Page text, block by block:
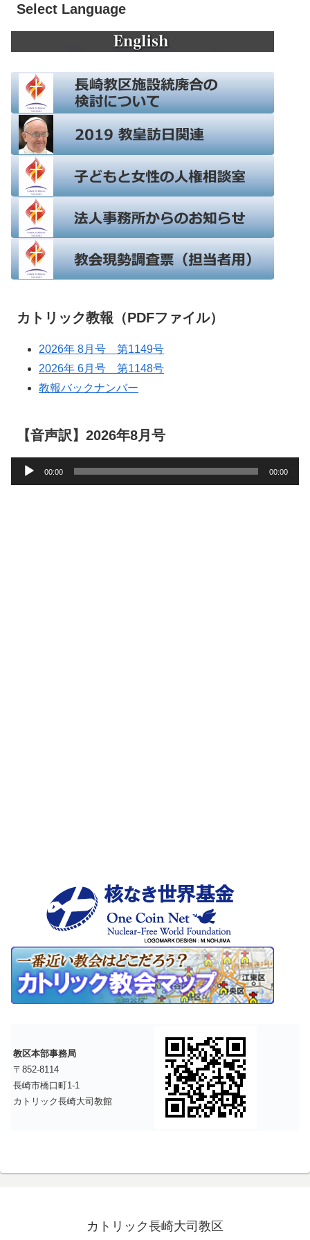
Select Language
カトリック教報（PDFファイル）
2026年 8月号 第1149号
2026年 6月号 第1148号
教報バックナンバー
【音声訳】2026年8月号
声
00:00 00:00
教区本部事務局
〒852-8114
長崎市橋口町1-1
カトリック長崎大司教館
カトリック長崎大司教区